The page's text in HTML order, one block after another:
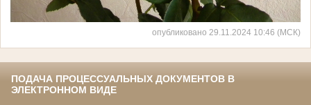
опубликовано 29.11.2024 10:46 (МСК)
ПОДАЧА ПРОЦЕССУАЛЬНЫХ ДОКУМЕНТОВ В
ЭЛЕКТРОННОМ ВИДЕ